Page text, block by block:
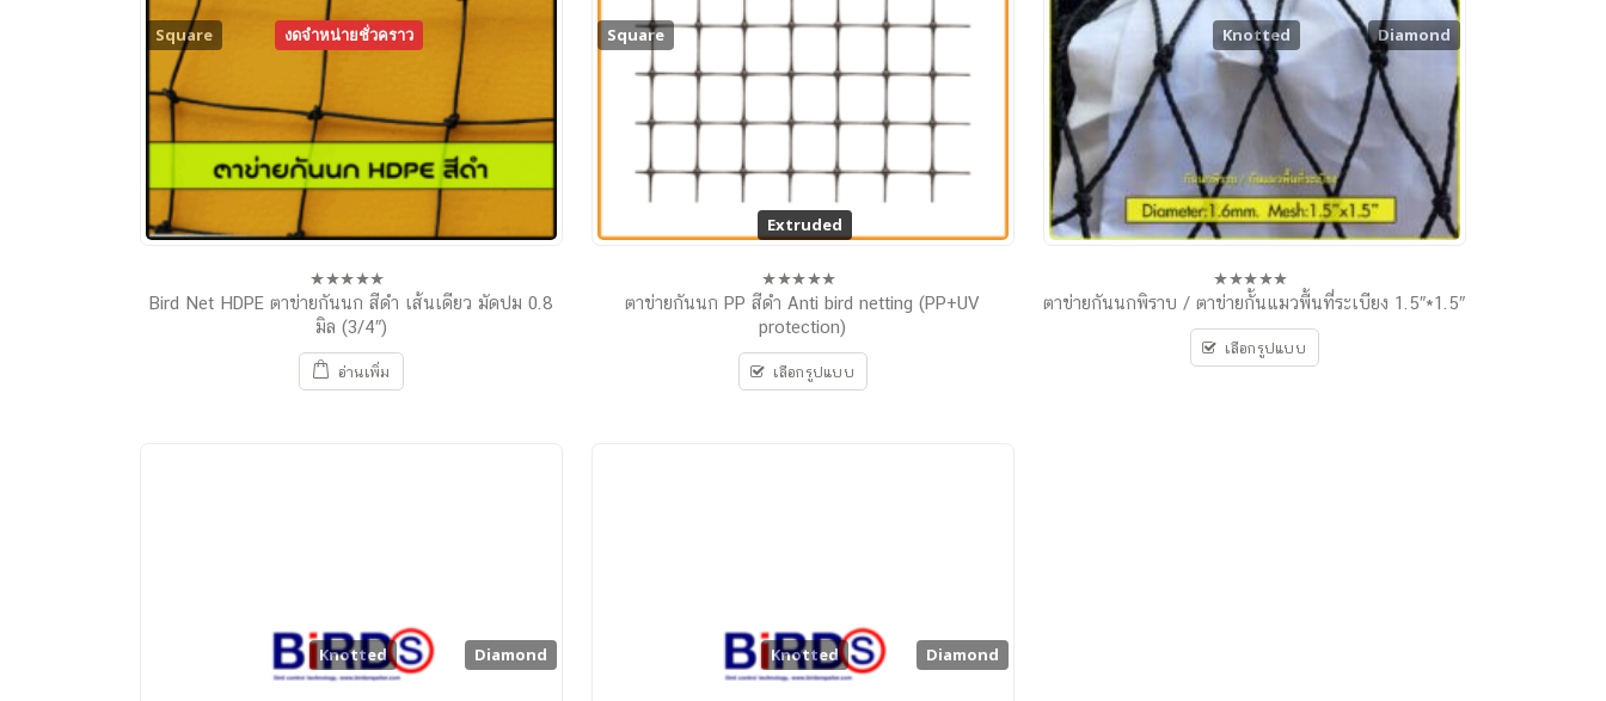
Knotted
Square งดจำหน่ายชั่วคราว
0
out
5
Bird Net HDPE ตาข่ายกันนก สีดำ เส้นเดียว มัดปม 0.8
มิล (3/4″)
อ่านเพิ่ม
Extruded
Extruded
Square
0
out
of
5
ตาข่ายกันนก PP สีดำ Anti bird netting (PP+UV
protection)
เลือกรูปแบบ
Diamond
Knotted
0
of
5
ตาข่ายกันนกพิราบ / ตาข่ายกั้นแมวพื้นที่ระเบียง 1.5″*1.5″
เลือกรูปแบบ
Diamond
Knotted Diamond
Knotted